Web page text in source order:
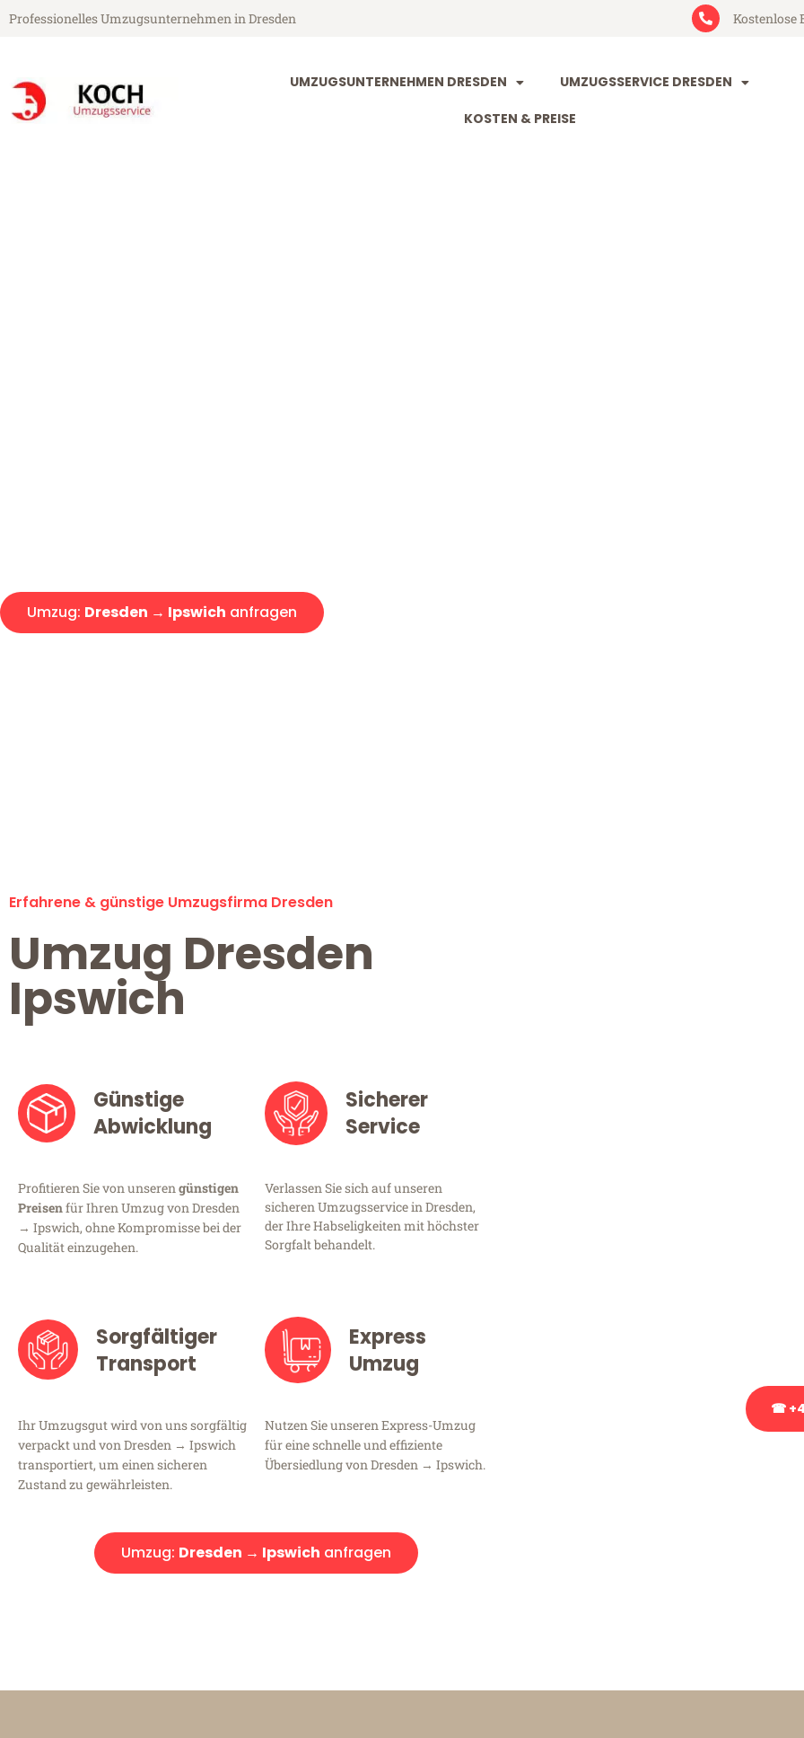
Professionelles Umzugsunternehmen in Dresden Kostenlose
UMZUGSUNTERNEHMEN DRESDEN UMZUGSSERVICE DRESDEN
KOSTEN & PREISE
Umzug: Dresden → Ipswich anfragen
Erfahrene & günstige Umzugsfirma Dresden
Umzug Dresden
Ipswich
Günstige
Abwicklung
Profitieren Sie von unserengünstigen
Preisenfür Ihren Umzug von Dresden
→ Ipswich, ohne Kompromisse bei der
Qualität einzugehen.
Sicherer
Service
Verlassen Sie sich auf unseren
sicheren Umzugsservice in Dresden,
der Ihre Habseligkeiten mit höchster
Sorgfalt behandelt.
Sorgfältiger
Transport
Ihr Umzugsgut wird von uns sorgfältig
verpackt und von Dresden → Ipswich
transportiert, um einen sicheren
Zustand zu gewährleisten.
Express
Umzug
Nutzen Sie unseren Express-Umzug
für eine schnelle und effiziente
Übersiedlung von Dresden → Ipswich.
Umzug: Dresden → Ipswich anfragen
☎